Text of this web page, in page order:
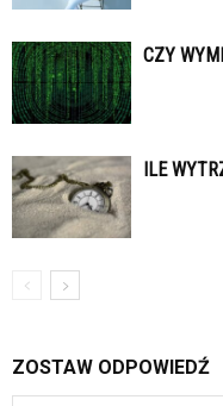
CZY
ILE
ZOSTAW ODPOWIEDŹ